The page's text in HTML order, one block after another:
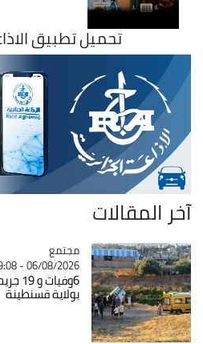
تحميل تطبيق
آخر المقالات
Catégorie
مجتمع
06/08/2026 - 09:08
6وفيات
بولاية قسنطينة